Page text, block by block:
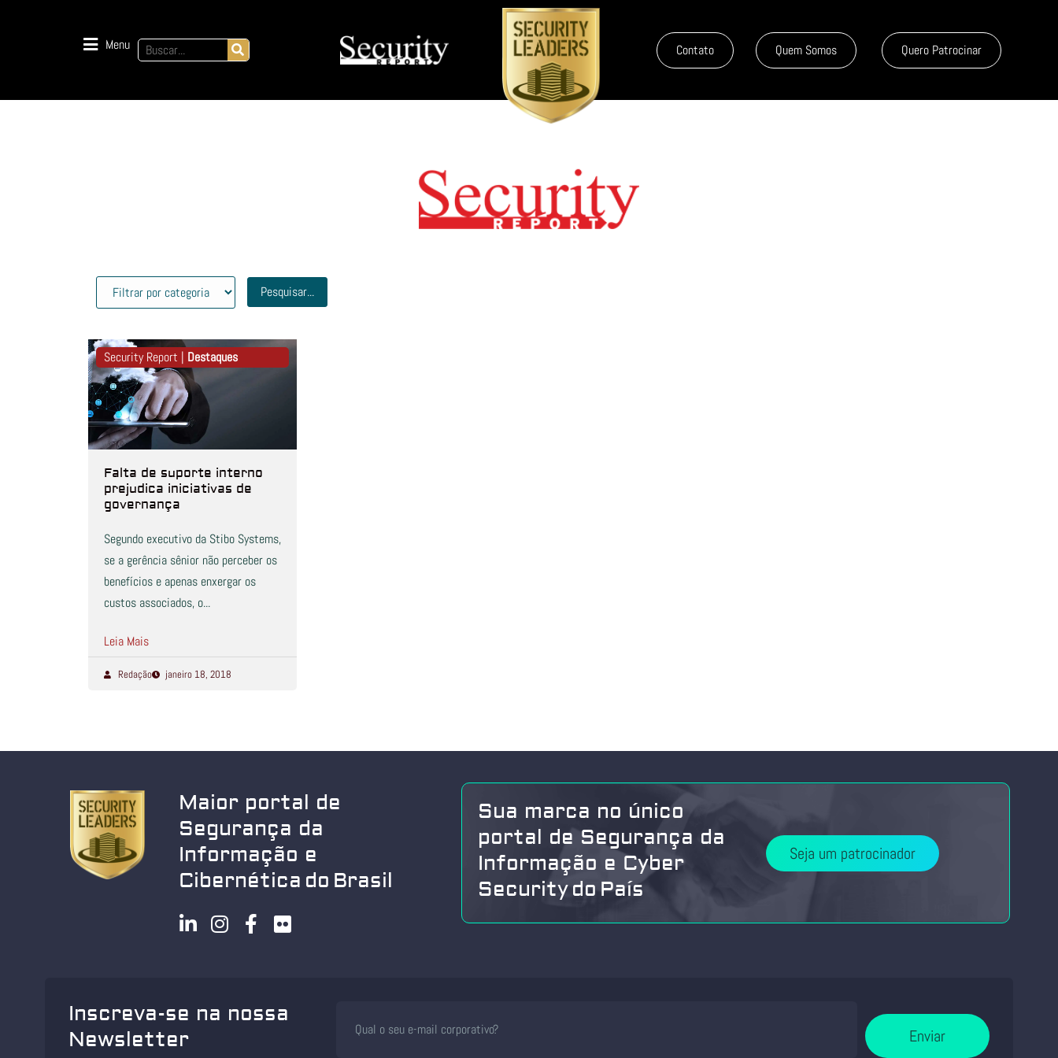
Menu Contato Quem Somos Quero Patrocinar
Pesquisar...
Security Report | Destaques
Falta de suporte interno
prejudica iniciativas de
governança
Segundo executivo da Stibo Systems,
se a gerência sênior não perceber os
benefícios e apenas enxergar os
custos associados, o...
Leia Mais
Redação janeiro 18, 2018
Maior portal de
Segurança da
Informação e
Cibernética do Brasil
Sua marca no único
portal de Segurança da
Informação e Cyber
Security do País
Seja um patrocinador
Inscreva-se na nossa
Newsletter
Enviar